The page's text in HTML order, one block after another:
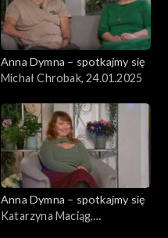
Anna Dymna – spotkajmy się
Michał Chrobak, 24.01.2025
Anna Dymna – spotkajmy się
Katarzyna Maciąg,